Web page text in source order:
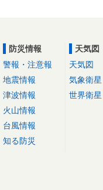
防災情報
警報・注意報
地震情報
津波情報
火山情報
台風情報
知る防災
天気図
天気図
気象衛星
世界衛星